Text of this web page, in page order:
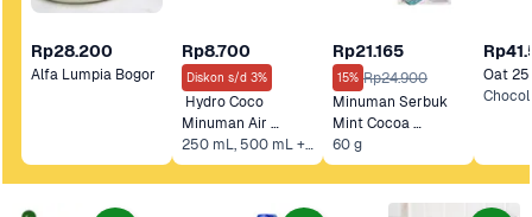
Rp28.200 Rp8.700
Diskon s/d 3%
Hydro Coco
Minuman Air
Kelapa
250 mL, 500 mL +2 Lainnya
Rp21.165
15% Rp24.900
Minuman Serbuk
Mint Cocoa
Tropicana Slim
60 g
Oat